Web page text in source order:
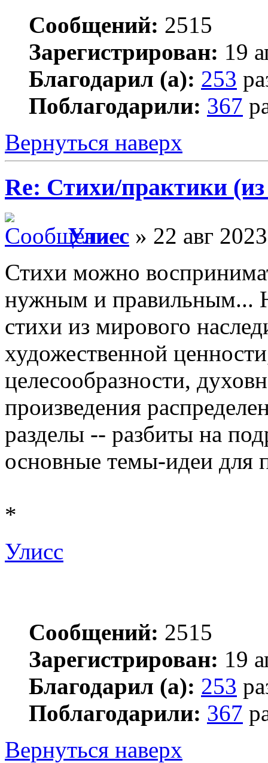
Сообщений: 2515
Зарегистрирован: 19
Благодарил (а): 253
Поблагодарили: 367
Вернуться наверх
Re: Стихи/практики
Улисс » 22 авг
Стихи можно
нужным и правильным...
стихи из мирового
художественной
целесообразности,
произведения
разделы -- разбиты на
основные темы-идеи для
*
Улисс
Сообщений: 2515
Зарегистрирован: 19
Благодарил (а): 253
Поблагодарили: 367
Вернуться наверх